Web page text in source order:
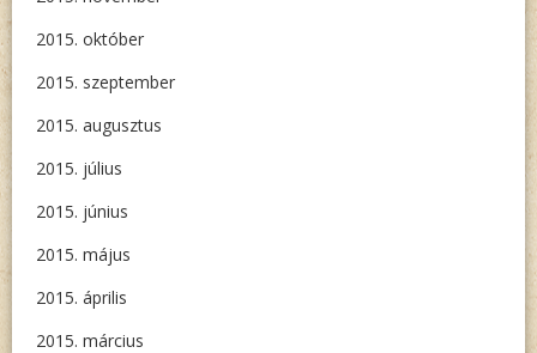
2015. október
2015. szeptember
2015. augusztus
2015. július
2015. június
2015. május
2015. április
2015. március